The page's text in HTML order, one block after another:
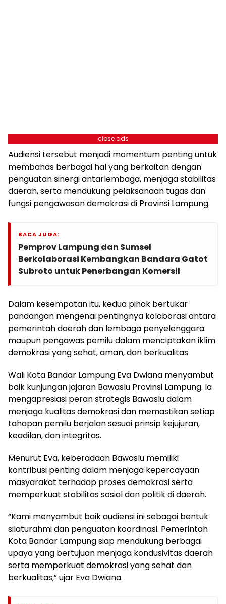
close ads
Audiensi tersebut menjadi momentum penting untuk
membahas berbagai hal yang berkaitan dengan
penguatan sinergi antarlembaga, menjaga stabilitas
daerah, serta mendukung pelaksanaan tugas dan
fungsi pengawasan demokrasi di Provinsi Lampung.
BACA JUGA:
Pemprov Lampung dan Sumsel
Berkolaborasi Kembangkan Bandara Gatot
Subroto untuk Penerbangan Komersil
Dalam kesempatan itu, kedua pihak bertukar
pandangan mengenai pentingnya kolaborasi antara
pemerintah daerah dan lembaga penyelenggara
maupun pengawas pemilu dalam menciptakan iklim
demokrasi yang sehat, aman, dan berkualitas.
Wali Kota Bandar Lampung Eva Dwiana menyambut
baik kunjungan jajaran Bawaslu Provinsi Lampung. Ia
mengapresiasi peran strategis Bawaslu dalam
menjaga kualitas demokrasi dan memastikan setiap
tahapan pemilu berjalan sesuai prinsip kejujuran,
keadilan, dan integritas.
Menurut Eva, keberadaan Bawaslu memiliki
kontribusi penting dalam menjaga kepercayaan
masyarakat terhadap proses demokrasi serta
memperkuat stabilitas sosial dan politik di daerah.
“Kami menyambut baik audiensi ini sebagai bentuk
silaturahmi dan penguatan koordinasi. Pemerintah
Kota Bandar Lampung siap mendukung berbagai
upaya yang bertujuan menjaga kondusivitas daerah
serta memperkuat demokrasi yang sehat dan
berkualitas,” ujar Eva Dwiana.